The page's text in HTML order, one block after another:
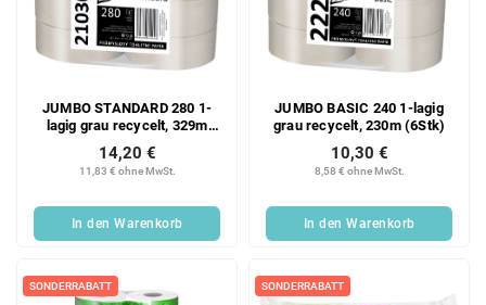
JUMBO STANDARD 280 1-
lagig grau recycelt, 329m
11,83 € ohne MwSt.
14,20 €
In den Warenkorb
JUMBO BASIC 240 1-lagig
grau recycelt, 230m (6Stk)
8,58 € ohne MwSt.
10,30 €
In den Warenkorb
SONDERRABATT SONDERRABATT